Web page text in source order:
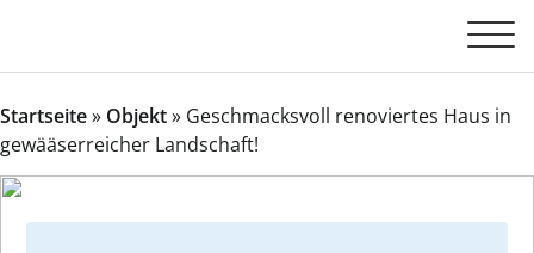
Startseite» Objekt» Geschmacksvoll renoviertes Haus in
gewääserreicher Landschaft!